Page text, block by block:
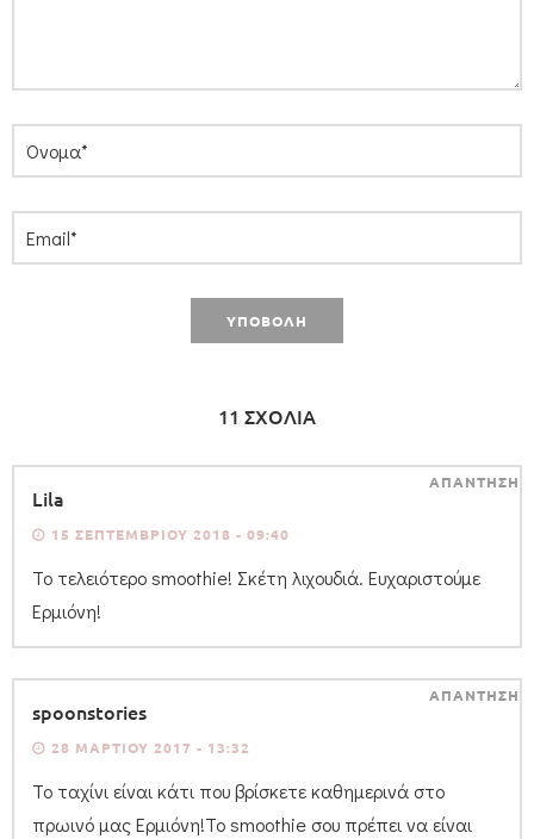
11 ΣΧΟΛΙΑ
Lila
15 ΣΕΠΤΕΜΒΡΊΟΥ 2018 - 09:40
Το τελειότερο smoothie! Σκέτη λιχουδιά. Ευχαριστούμε
Ερμιόνη!
ΑΠΑΝΤΗΣΗ
spoonstories
28 ΜΑΡΤΊΟΥ 2017 - 13:32
Το ταχίνι είναι κάτι που βρίσκετε καθημερινά στο
πρωινό μας Ερμιόνη!Το smoothie σου πρέπει να είναι
ΑΠΑΝΤΗΣΗ